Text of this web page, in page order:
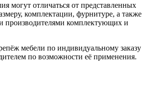
могут отличаться от представленных
комплектации, фурнитуре, а также
производителями комплектующих и
мебели по индивидуальному заказу
по возможности её применения.